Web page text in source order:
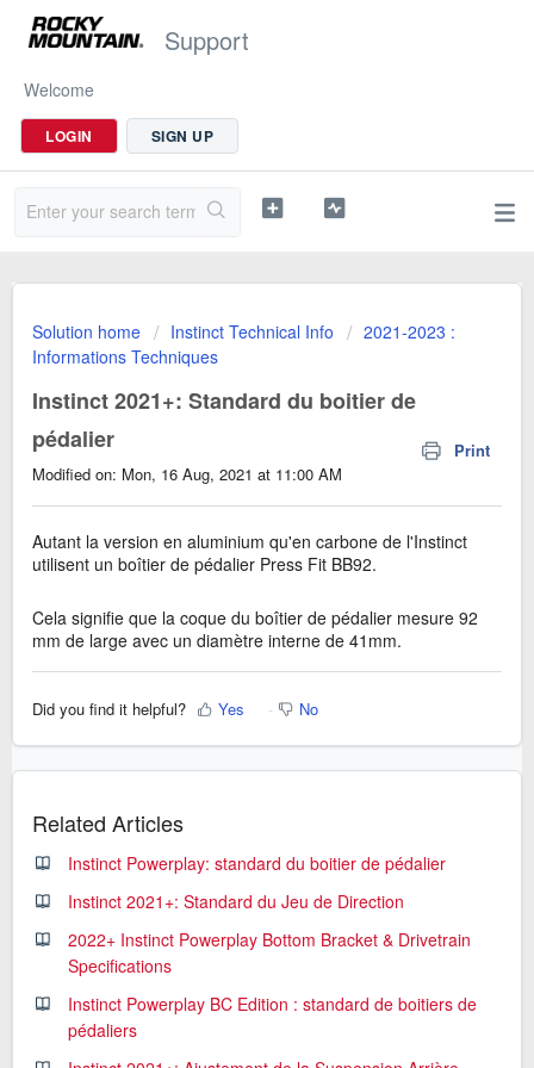
Support
Welcome
LOGIN SIGN UP
Solution home Instinct Technical Info
2021-2023 :
Informations Techniques
Instinct 2021+: Standard du boitier de
pédalier
Print
Modified on: Mon, 16 Aug, 2021 at 11:00 AM
Autant la version en aluminium qu'en carbone de l'Instinct
utilisent un boîtier de pédalier Press Fit BB92.
Cela signifie que la coque du boîtier de pédalier mesure 92
mm de large avec un diamètre interne de 41mm.
Did you find it helpful? Yes No
Related Articles
Instinct Powerplay: standard du boitier de pédalier
Instinct 2021+: Standard du Jeu de Direction
2022+ Instinct Powerplay Bottom Bracket & Drivetrain
Specifications
Instinct Powerplay BC Edition : standard de boitiers de
pédaliers